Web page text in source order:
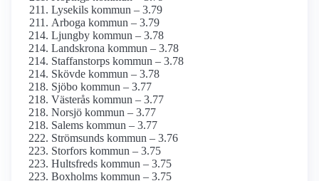
Lysekils kommun – 3.79
Arboga kommun – 3.79
Ljungby kommun – 3.78
Landskrona kommun – 3.78
Staffanstorps kommun – 3.78
Skövde kommun – 3.78
Sjöbo kommun – 3.77
Västerås kommun – 3.77
Norsjö kommun – 3.77
Salems kommun – 3.77
Strömsunds kommun – 3.76
Storfors kommun – 3.75
Hultsfreds kommun – 3.75
Boxholms kommun – 3.75